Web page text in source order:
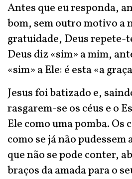
Antes que eu responda,
bom, sem outro motivo a
gratuidade, Deus repete-
Deus diz «sim» a mim,
«sim» a Ele: é esta «a
Jesus foi batizado e,
rasgarem-se os céus e o
Ele como uma pomba. Os
como se já não pudessem
que não se pode conter,
braços da amada para o